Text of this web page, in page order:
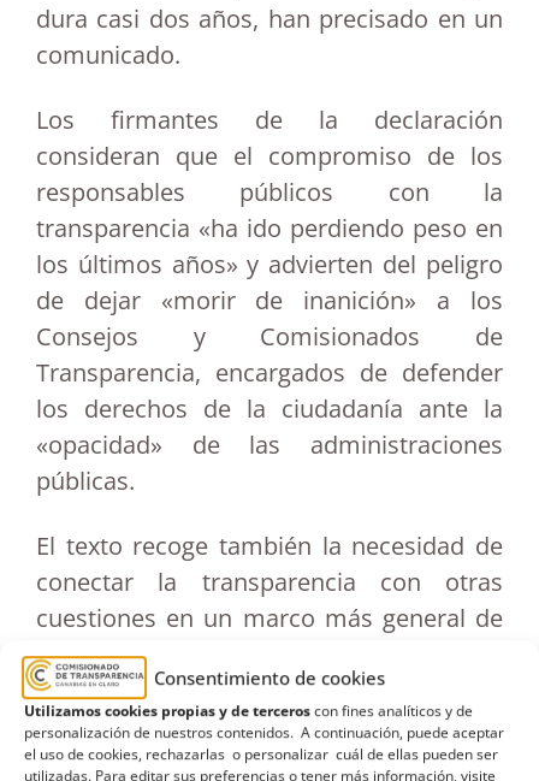
Consentimiento de cookies
Utilizamos cookies propias y de terceroscon fines analíticos y de
personalización de nuestros contenidos. A continuación, puede aceptar
el uso de cookies, rechazarlas o personalizar cuál de ellas pueden ser
utilizadas. Para editar sus preferencias o tener más información, visite
dura casi dos años, han precisado en un
comunicado.
Los firmantes de la declaración
consideran que el compromiso de los
responsables públicos con la
transparencia «ha ido perdiendo peso en
los últimos años» y advierten del peligro
de dejar «morir de inanición» a los
Consejos y Comisionados de
Transparencia, encargados de defender
los derechos de la ciudadanía ante la
«opacidad» de las administraciones
públicas.
El texto recoge también la necesidad de
conectar la transparencia con otras
cuestiones en un marco más general de
integridad pública, tales como medidas
de Gobierno Abierto, códigos éticos,
control de la actividad de los grupos de
interés o ‘lobbies’, la publicación de